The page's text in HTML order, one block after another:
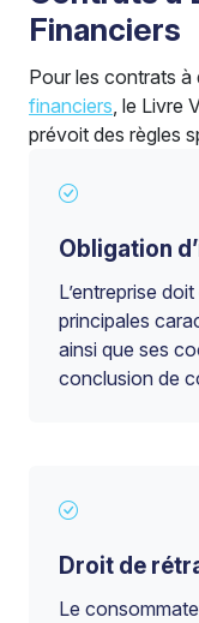
Financiers
Pour les contrats
financiers , le Livre
prévoit des règles
Obligation
L’entreprise
principales
ainsi que ses
conclusion de
Droit de
Le